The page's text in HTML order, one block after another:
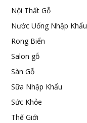
Nội Thất Gỗ
Nước Uống Nhập Khẩu
Rong Biển
Salon gỗ
Sàn Gỗ
Sữa Nhập Khẩu
Sức Khỏe
Thế Giới